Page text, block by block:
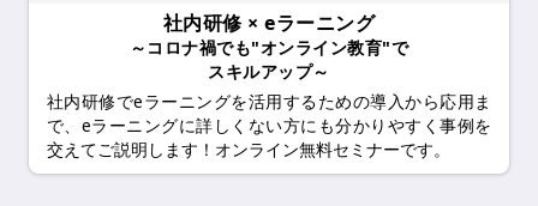
社内研修 × eラーニング
～コロナ禍でも"オンライン教育"で
スキルアップ～
社内研修でeラーニングを活用するための導入から応用ま
で、eラーニングに詳しくない方にも分かりやすく事例を
交えてご説明します！オンライン無料セミナーです。